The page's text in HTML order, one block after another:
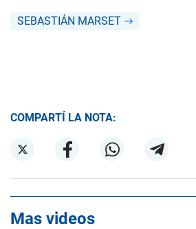
SEBASTIÁN MARSET
COMPARTÍ LA NOTA:
Mas videos